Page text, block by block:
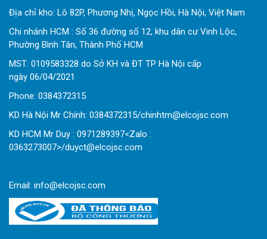
Địa chỉ kho: Lô 82P, Phương Nhị, Ngọc Hồi, Hà Nội, Việt Nam
Chi nhánh HCM : Số 36 đường số 12, khu dân cư Vinh Lộc,
Phường Bình Tân, Thành Phố HCM
MST: 0109583328 do Sở KH và ĐT TP Hà Nội cấp
ngày 06/04/2021
Phone: 0384372315
KD Hà Nội Mr Chính: 0384372315/chinhtm@elcojsc.com
KD HCM Mr Duy : 0971289397<Zalo :
0363273007>/duyct@elcojsc.com
Email: info@elcojsc.com